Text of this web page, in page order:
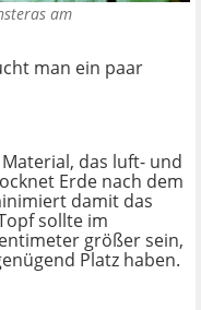
am
man ein paar
das luft- und
Erde nach dem
damit das
sollte im
größer sein,
Platz haben.